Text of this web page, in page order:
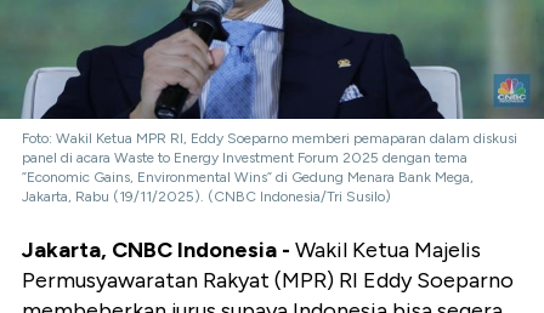
Foto: Wakil Ketua MPR RI, Eddy Soeparno memberi pemaparan dalam diskusi
panel di acara Waste to Energy Investment Forum 2025 dengan tema
”Economic Gains, Environmental Wins” di Gedung Menara Bank Mega,
Jakarta, Rabu (19/11/2025). (CNBC Indonesia/Tri Susilo)
Jakarta, CNBC Indonesia - Wakil Ketua Majelis
Permusyawaratan Rakyat (MPR) RI Eddy Soeparno